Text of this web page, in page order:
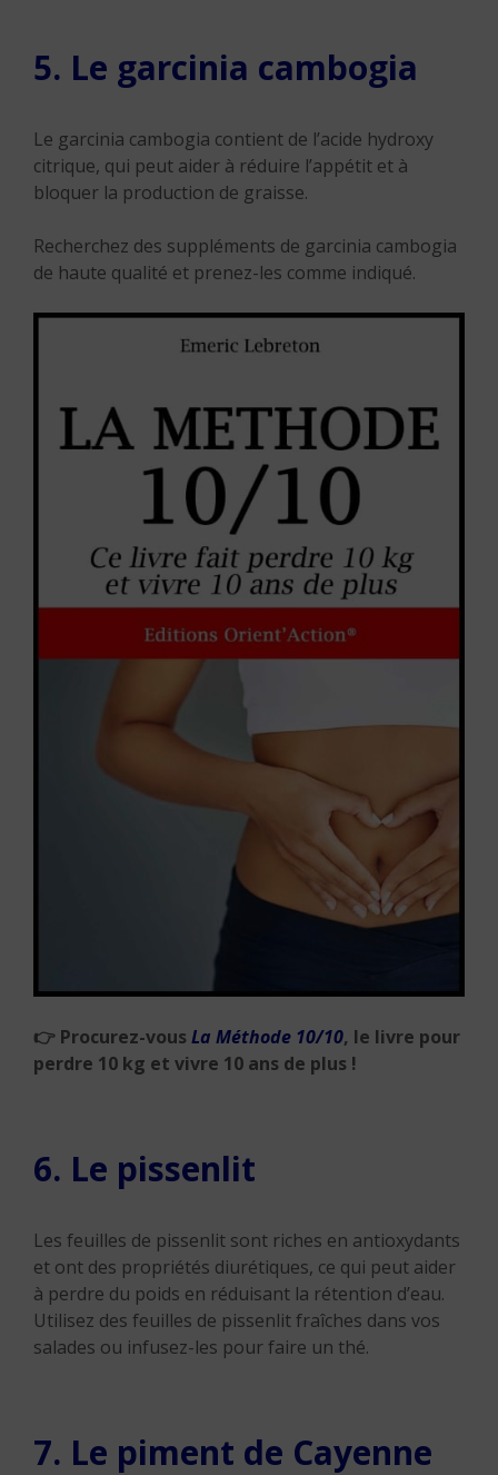
5. Le garcinia cambogia
Le garcinia cambogia contient de l’acide hydroxy
citrique, qui peut aider à réduire l’appétit et à
bloquer la production de graisse.
Recherchez des suppléments de garcinia cambogia
de haute qualité et prenez-les comme indiqué.
👉 Procurez-vous La Méthode 10/10, le livre pour
perdre 10 kg et vivre 10 ans de plus !
6. Le pissenlit
Les feuilles de pissenlit sont riches en antioxydants
et ont des propriétés diurétiques, ce qui peut aider
à perdre du poids en réduisant la rétention d’eau.
Utilisez des feuilles de pissenlit fraîches dans vos
salades ou infusez-les pour faire un thé.
7. Le piment de Cayenne